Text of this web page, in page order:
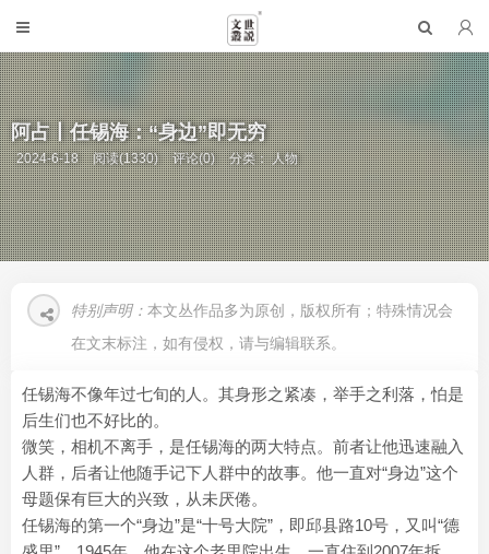
阿占丨任锡海：“身边”即无穷
2024-6-18 阅读(1330) 评论(0) 分类：人物
特别声明： 本文丛作品多为原创，版权所有；特殊情况会
在文末标注，如有侵权，请与编辑联系。
任锡海不像年过七旬的人。其身形之紧凑，举手之利落，怕是
后生们也不好比的。
微笑，相机不离手，是任锡海的两大特点。前者让他迅速融入
人群，后者让他随手记下人群中的故事。他一直对“身边”这个
母题保有巨大的兴致，从未厌倦。
任锡海的第一个“身边”是“十号大院”，即邱县路10号，又叫“德